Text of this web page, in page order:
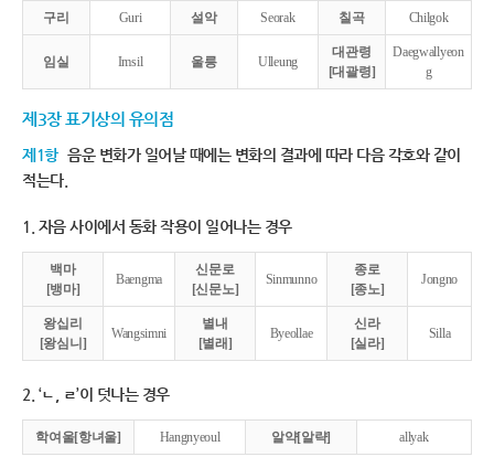
구리 Guri 설악 Seorak 칠곡 Chilgok
임실 Imsil 울릉 Ulleung
대관령
[대괄령]
Daegwallyeon
g
제3장 표기상의 유의점
제1항 음운 변화가 일어날 때에는 변화의 결과에 따라 다음 각호와 같이
적는다.
1. 자음 사이에서 동화 작용이 일어나는 경우
백마
[뱅마]
Baengma
신문로
[신문노]
Sinmunno
종로
[종노]
Jongno
왕십리
[왕심니]
Wangsimni
별내
[별래]
Byeollae
신라
[실라]
Silla
2. ‘ㄴ, ㄹ’이 덧나는 경우
학여울[항녀울] Hangnyeoul 알약[알략] allyak